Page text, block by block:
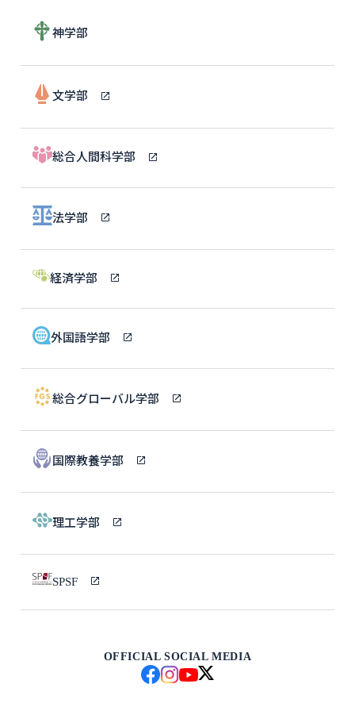
神学部
文学部
総合人間科学部
法学部
経済学部
外国語学部
総合グローバル学部
国際教養学部
理工学部
SPSF
OFFICIAL SOCIAL MEDIA